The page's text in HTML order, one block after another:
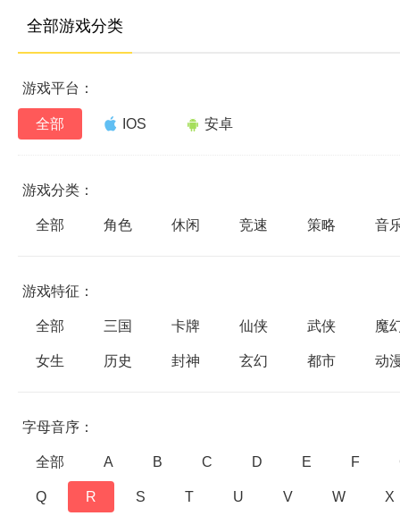
全部游戏分类
游戏平台：
全部 IOS 安卓
游戏分类：
全部 角色 休闲 竞速 策略 音
游戏特征：
全部 三国 卡牌 仙侠 武侠 魔
女生 历史 封神 玄幻 都市 动
字母音序：
全部 A B C D E F
Q R S T U V W X